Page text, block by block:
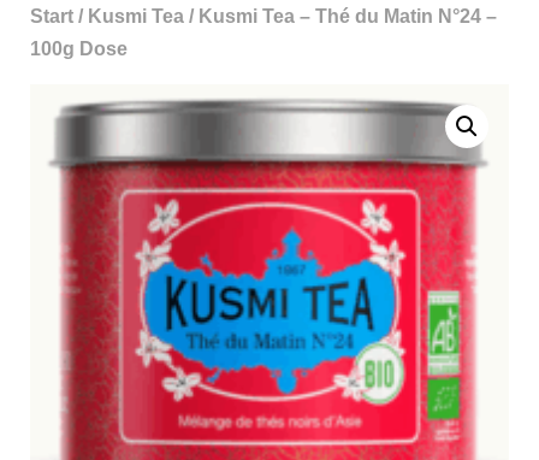
Start / Kusmi Tea / Kusmi Tea – Thé du Matin N°24 –
100g Dose